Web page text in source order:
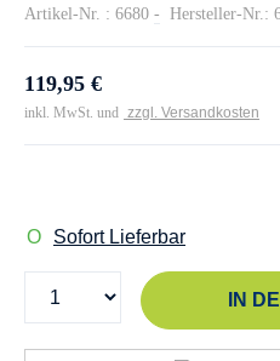
Artikel-Nr. : 6680 - Hersteller-Nr.:
119,95 €
inkl. MwSt. und zzgl. Versandkosten
Sofort Lieferbar
IN